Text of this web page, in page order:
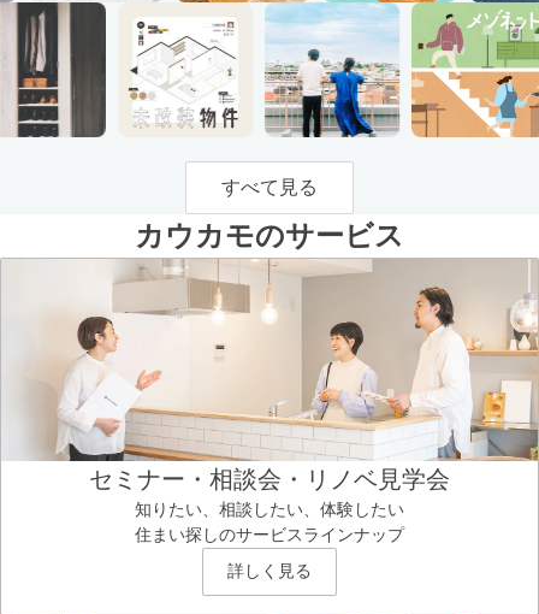
すべて見る
カウカモのサービス
セミナー・相談会・リノベ見学会
知りたい、相談したい、体験したい
住まい探しのサービスラインナップ
詳しく見る